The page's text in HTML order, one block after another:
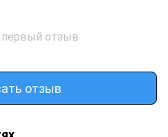
отзыв
отзыв